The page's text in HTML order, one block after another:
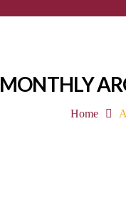
MONTHLY
Home